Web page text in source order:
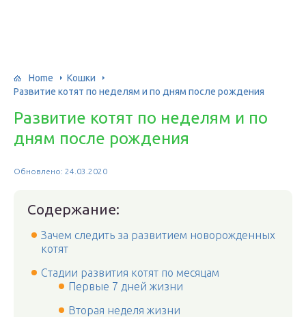
Home
Кошки
Развитие котят по неделям и по дням после рождения
Развитие котят по неделям и по
дням после рождения
Обновлено: 24.03.2020
Содержание:
Зачем следить за развитием новорожденных
котят
Стадии развития котят по месяцам
Первые 7 дней жизни
Вторая неделя жизни